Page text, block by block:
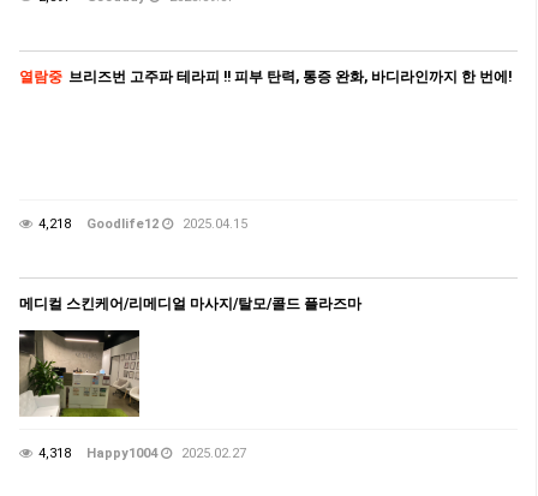
열람중 브리즈번 고주파 테라피 !! 피부 탄력, 통증 완화, 바디라인까지 한 번에!
4,218 Goodlife12 2025.04.15
메디컬 스킨케어/리메디얼 마사지/탈모/콜드 플라즈마
4,318 Happy1004 2025.02.27